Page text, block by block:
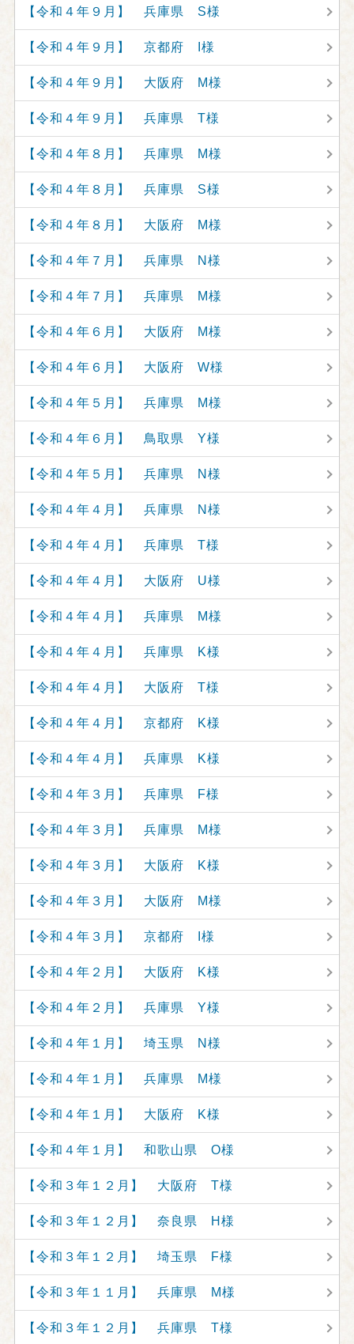
【令和４年９月】 兵庫県 S様
【令和４年９月】 京都府 I様
【令和４年９月】 大阪府 M様
【令和４年９月】 兵庫県 T様
【令和４年８月】 兵庫県 M様
【令和４年８月】 兵庫県 S様
【令和４年８月】 大阪府 M様
【令和４年７月】 兵庫県 N様
【令和４年７月】 兵庫県 M様
【令和４年６月】 大阪府 M様
【令和４年６月】 大阪府 W様
【令和４年５月】 兵庫県 M様
【令和４年６月】 鳥取県 Y様
【令和４年５月】 兵庫県 N様
【令和４年４月】 兵庫県 N様
【令和４年４月】 兵庫県 T様
【令和４年４月】 大阪府 U様
【令和４年４月】 兵庫県 M様
【令和４年４月】 兵庫県 K様
【令和４年４月】 大阪府 T様
【令和４年４月】 京都府 K様
【令和４年４月】 兵庫県 K様
【令和４年３月】 兵庫県 F様
【令和４年３月】 兵庫県 M様
【令和４年３月】 大阪府 K様
【令和４年３月】 大阪府 M様
【令和４年３月】 京都府 I様
【令和４年２月】 大阪府 K様
【令和４年２月】 兵庫県 Y様
【令和４年１月】 埼玉県 N様
【令和４年１月】 兵庫県 M様
【令和４年１月】 大阪府 K様
【令和４年１月】 和歌山県 O様
【令和３年１２月】 大阪府 T様
【令和３年１２月】 奈良県 H様
【令和３年１２月】 埼玉県 F様
【令和３年１１月】 兵庫県 M様
【令和３年１２月】 兵庫県 T様